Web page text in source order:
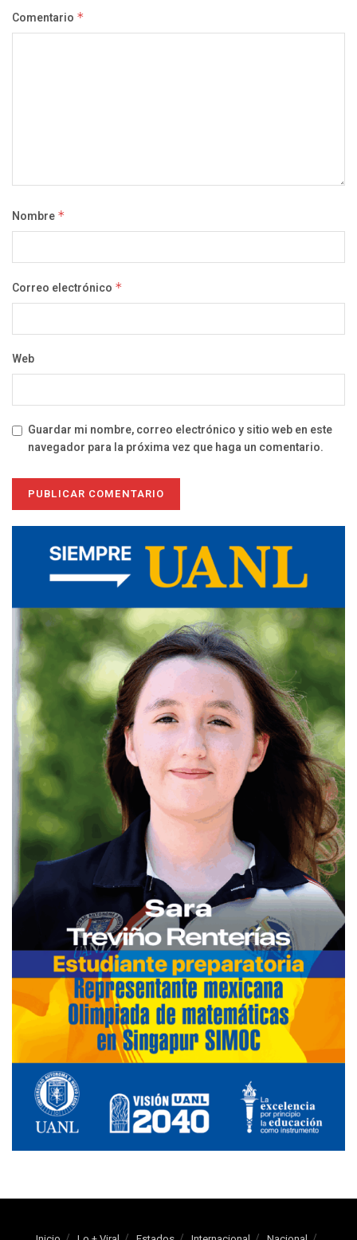
Comentario *
Nombre *
Correo electrónico *
Web
Guardar mi nombre, correo electrónico y sitio web en este
navegador para la próxima vez que haga un comentario.